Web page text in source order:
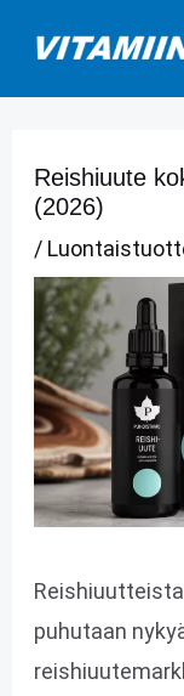
sisältöön
Reishiuute
(2026)
/
puhutaan